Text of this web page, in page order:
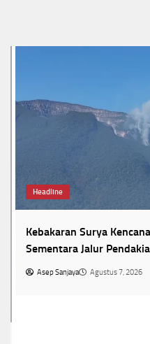
Headline
Kebakaran Surya
Sementara Jalur
Asep Sanjaya Agustus 7, 2026